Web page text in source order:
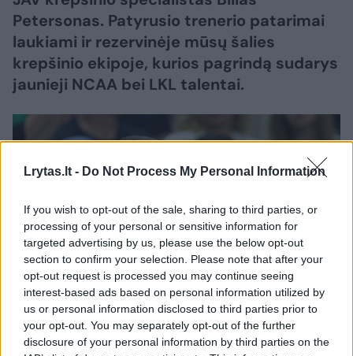
Lrytas.lt - Do Not Process My Personal Information
If you wish to opt-out of the sale, sharing to third parties, or
processing of your personal or sensitive information for
targeted advertising by us, please use the below opt-out
section to confirm your selection. Please note that after your
opt-out request is processed you may continue seeing
interest-based ads based on personal information utilized by
us or personal information disclosed to third parties prior to
your opt-out. You may separately opt-out of the further
disclosure of your personal information by third parties on the
Petersonas. Patyrusio trenerio patarimai
laukiami ir rezervinėje mūsų šalies
krepšinio ekipoje, kurios pagrindą sudarys
jaunieji NCAA bei LKL talentai.
Daugiau nuotraukų (3)